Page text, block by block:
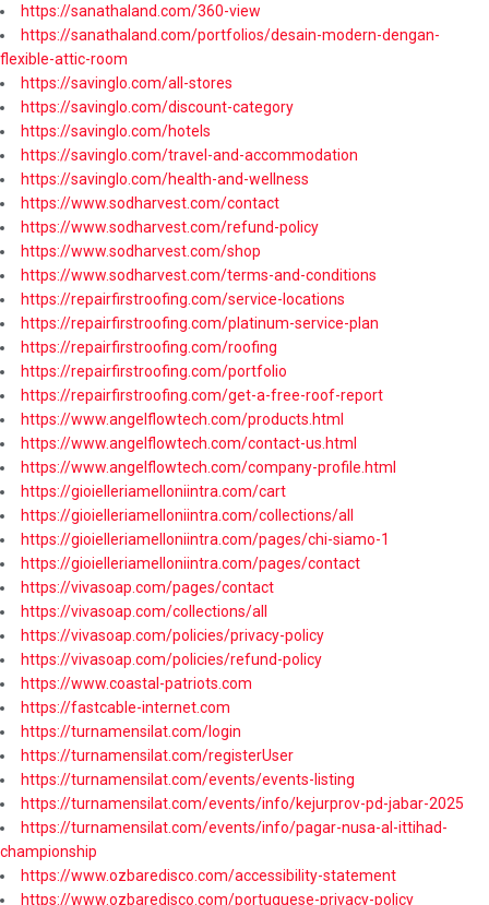
https://sanathaland.com/360-view
https://sanathaland.com/portfolios/desain-modern-dengan-
flexible-attic-room
https://savinglo.com/all-stores
https://savinglo.com/discount-category
https://savinglo.com/hotels
https://savinglo.com/travel-and-accommodation
https://savinglo.com/health-and-wellness
https://www.sodharvest.com/contact
https://www.sodharvest.com/refund-policy
https://www.sodharvest.com/shop
https://www.sodharvest.com/terms-and-conditions
https://repairfirstroofing.com/service-locations
https://repairfirstroofing.com/platinum-service-plan
https://repairfirstroofing.com/roofing
https://repairfirstroofing.com/portfolio
https://repairfirstroofing.com/get-a-free-roof-report
https://www.angelflowtech.com/products.html
https://www.angelflowtech.com/contact-us.html
https://www.angelflowtech.com/company-profile.html
https://gioielleriamelloniintra.com/cart
https://gioielleriamelloniintra.com/collections/all
https://gioielleriamelloniintra.com/pages/chi-siamo-1
https://gioielleriamelloniintra.com/pages/contact
https://vivasoap.com/pages/contact
https://vivasoap.com/collections/all
https://vivasoap.com/policies/privacy-policy
https://vivasoap.com/policies/refund-policy
https://www.coastal-patriots.com
https://fastcable-internet.com
https://turnamensilat.com/login
https://turnamensilat.com/registerUser
https://turnamensilat.com/events/events-listing
https://turnamensilat.com/events/info/kejurprov-pd-jabar-2025
https://turnamensilat.com/events/info/pagar-nusa-al-ittihad-
championship
https://www.ozbaredisco.com/accessibility-statement
https://www.ozbaredisco.com/portuguese-privacy-policy